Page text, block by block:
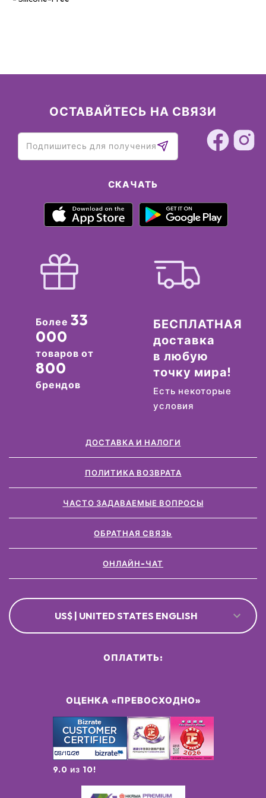
ОСТАВАЙТЕСЬ НА СВЯЗИ
СКАЧАТЬ
Более 33
000
товаров от
800
брендов
БЕСПЛАТНАЯ
доставка
в любую
точку мира!
Есть некоторые
условия
ДОСТАВКА И НАЛОГИ
ПОЛИТИКА ВОЗВРАТА
ЧАСТО ЗАДАВАЕМЫЕ ВОПРОСЫ
ОБРАТНАЯ СВЯЗЬ
ОНЛАЙН-ЧАТ
US$ | UNITED STATES ENGLISH
ОЦЕНКА «ПРЕВОСХОДНО»
9.0 из 10!
ОПЛАТИТЬ: